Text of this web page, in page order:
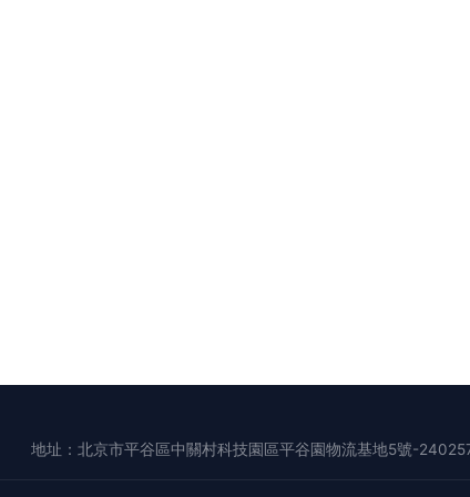
地址：北京市平谷區中關村科技園區平谷園物流基地5號-